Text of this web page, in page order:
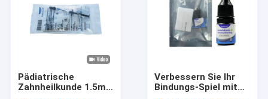
Pädiatrische
Zahnheilkunde 1.5mL
Verbessern Sie Ihr
Bindungs-Spiel mit